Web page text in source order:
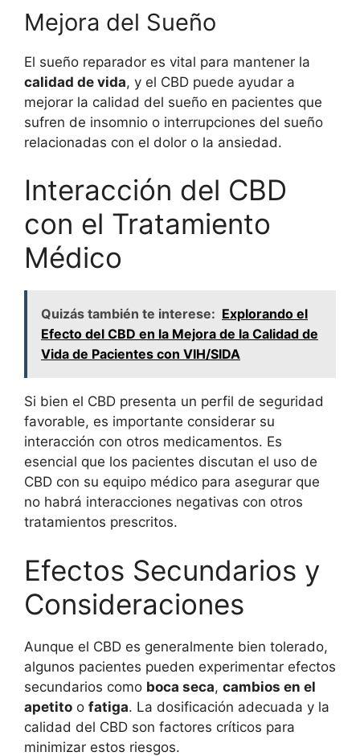
Mejora del Sueño
El sueño reparador es vital para mantener la
calidad de vida, y el CBD puede ayudar a
mejorar la calidad del sueño en pacientes que
sufren de insomnio o interrupciones del sueño
relacionadas con el dolor o la ansiedad.
Interacción del CBD
con el Tratamiento
Médico
Quizás también te interese: Explorando el
Efecto del CBD en la Mejora de la Calidad de
Vida de Pacientes con VIH/SIDA
Si bien el CBD presenta un perfil de seguridad
favorable, es importante considerar su
interacción con otros medicamentos. Es
esencial que los pacientes discutan el uso de
CBD con su equipo médico para asegurar que
no habrá interacciones negativas con otros
tratamientos prescritos.
Efectos Secundarios y
Consideraciones
Aunque el CBD es generalmente bien tolerado,
algunos pacientes pueden experimentar efectos
secundarios como boca seca, cambios en el
apetito o fatiga. La dosificación adecuada y la
calidad del CBD son factores críticos para
minimizar estos riesgos.